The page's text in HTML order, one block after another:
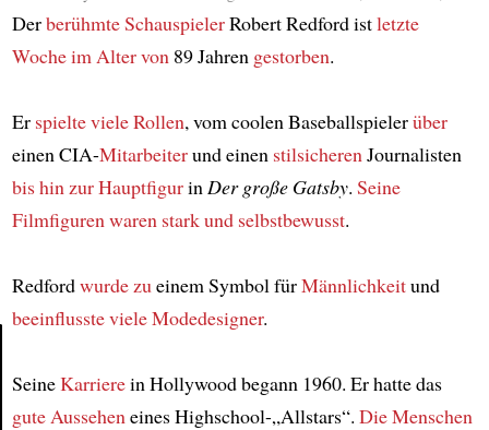
Article
Derberühmte SchauspielerRobert Redford istletzte
Wocheim Alter von89 Jahren gestorben.
Er spielte viele Rollen, vom coolen Baseballspielerüber
einen CIA-Mitarbeiterund einen stilsicherenJournalisten
bis hin zur HauptfigurinDer große Gatsby. Seine
Filmfigurenwaren stark und selbstbewusst.
Redfordwurde zueinem Symbol fürMännlichkeitund
beeinflusste viele Modedesigner.
SeineKarrierein Hollywood begann 1960. Er hatte das
gute Ausseheneines Highschool-„Allstars“. Die Menschen